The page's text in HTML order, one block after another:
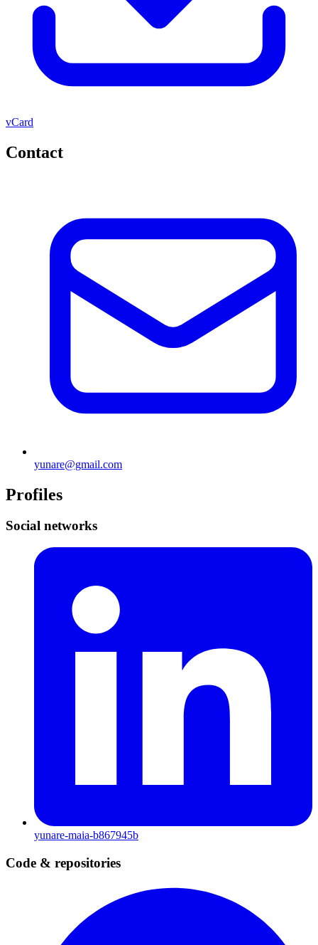
vCard
Contact
yunare@gmail.com
Profiles
Social networks
yunare-maia-b867945b
Code & repositories